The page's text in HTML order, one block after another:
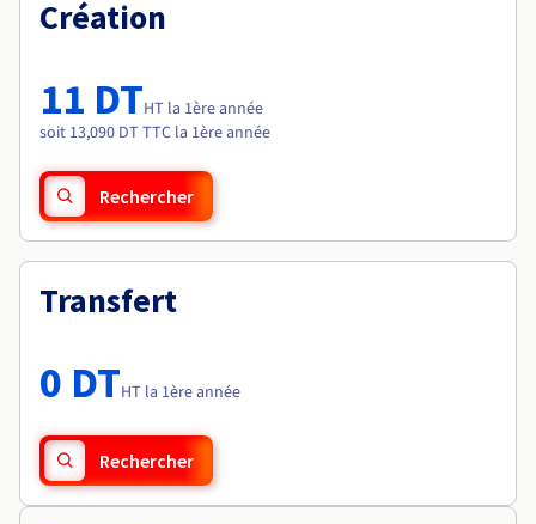
Tarifs
Roadmap & Changelog
Roadmap & Changelog
Création
11 DTHT la 1ère année
soit 13,090 DT TTC la 1ère année
Rechercher
Transfert
0 DTHT la 1ère année
Rechercher